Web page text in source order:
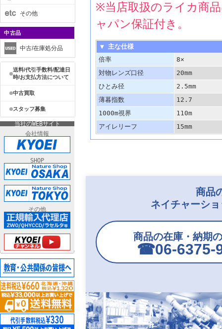
その他
中古品
中古/在庫処分品
送料/代引手数料/配達日
時/お支払方法について
中古買取
スタッフ募集
当社のWEBサイト
会社情報
SHOP
その他
※当店取扱のライカ商
ャパン保証付き。
▼ 主な仕様
倍率
8×
対物レンズ口径
20mm
ひとみ径
2.5mm
薄暮指数
12.7
1000m視界
110m
アイレリーフ
15mm
商品
ネイチャーシ
商品の在庫・納期
☎︎06-6375-